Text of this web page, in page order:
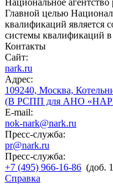
Национальное
Главной целью
квалификаций является
системы квалификаций
Контакты
Сайт:
nark.ru
Адрес:
109240, Москва,
(В РСПП для АНО
E-mail:
nok-nark@nark.ru
Пресс-служба:
pr@nark.ru
Пресс-служба:
+7 (495) 966-16-86 (доб.
Справка